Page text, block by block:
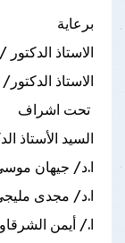
برعاية
الاستاذ
الاستاذ
تحت اشراف
السيد الأستاذ
ا.د/ جيهان
ا.د/ مجدى
ا./ أيمن